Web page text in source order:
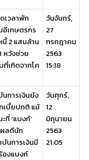
เวลาพัก
อีเกษตรกร
2 แสนล้าน
หวังช่วย
เกิดจากโค
วันจันทร์,
27
กรกฎาคม
2563
15:18
การเงินยัง
เบี้ยปกติ แม้
‘แบงก์’
ลดีนัก
บันการเงินมี
องแบงก์
วันศุกร์,
12
มิถุนายน
2563
21:05